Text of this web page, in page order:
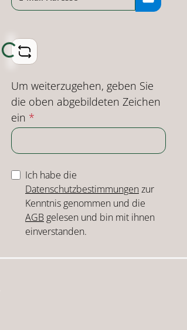
Loading...
Um weiterzugehen, geben Sie
die oben abgebildeten Zeichen
ein *
Ich habe die
Datenschutzbestimmungenzur
Kenntnis genommen und die
AGB gelesen und bin mit ihnen
einverstanden.